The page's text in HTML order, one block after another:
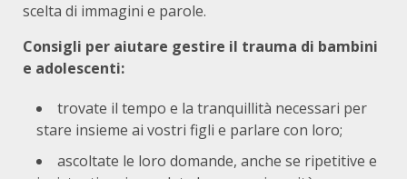
scelta di immagini e parole.
Consigli per aiutare gestire il trauma di bambini
e adolescenti:
trovate il tempo e la tranquillità necessari per
stare insieme ai vostri figli e parlare con loro;
ascoltate le loro domande, anche se ripetitive e